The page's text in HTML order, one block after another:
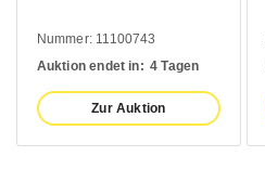
Nummer: 11100743
Auktion endet in: 4 Tagen
Zur Auktion